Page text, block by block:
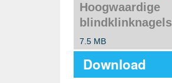
Hoogwaardige
blindklinknagels
7.5 MB
Download